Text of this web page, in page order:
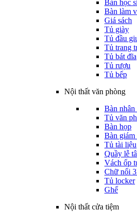
Bàn học
Bàn làm
Giá sách
Tủ giày
Tủ đầu
Tủ trang
Tủ bát đĩa
Tủ rượu
Tủ bếp
Nội thất văn phòng
Bàn nhân
Tủ văn
Bàn họp
Bàn giám
Tủ tài liệu
Quầy lễ
Vách ốp
Chữ nổi
Tủ locker
Ghế
Nội thất cửa tiệm